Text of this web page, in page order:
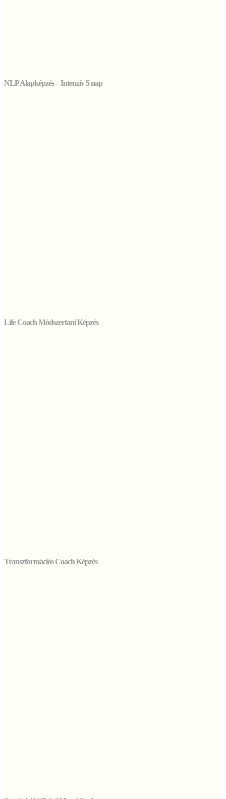
NLP Alapképzés – Intenzív 5 nap
Life Coach Módszertani Képzés
Transzformációs Coach Képzés